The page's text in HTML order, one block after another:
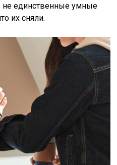
не единственные умные
их сняли.